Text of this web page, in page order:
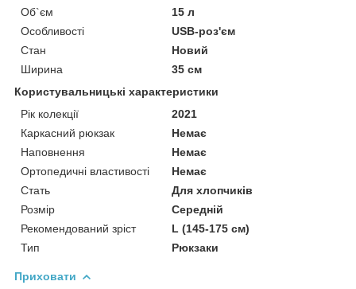
Об`єм
15 л
Особливості
USB-роз'єм
Стан
Новий
Ширина
35 см
Користувальницькі характеристики
Рік колекції
2021
Каркасний рюкзак
Немає
Наповнення
Немає
Ортопедичні властивості
Немає
Стать
Для хлопчиків
Розмір
Середній
Рекомендований зріст
L (145-175 см)
Тип
Рюкзаки
Приховати